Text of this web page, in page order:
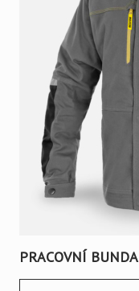
PRACOVNÍ BUNDA